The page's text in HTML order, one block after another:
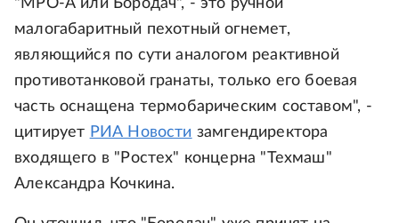
"МРО-А или Бородач", - это ручной
малогабаритный пехотный огнемет,
являющийся по сути аналогом реактивной
противотанковой гранаты, только его боевая
часть оснащена термобарическим составом", -
цитирует РИА Новости замгендиректора
входящего в "Ростех" концерна "Техмаш"
Александра Кочкина.